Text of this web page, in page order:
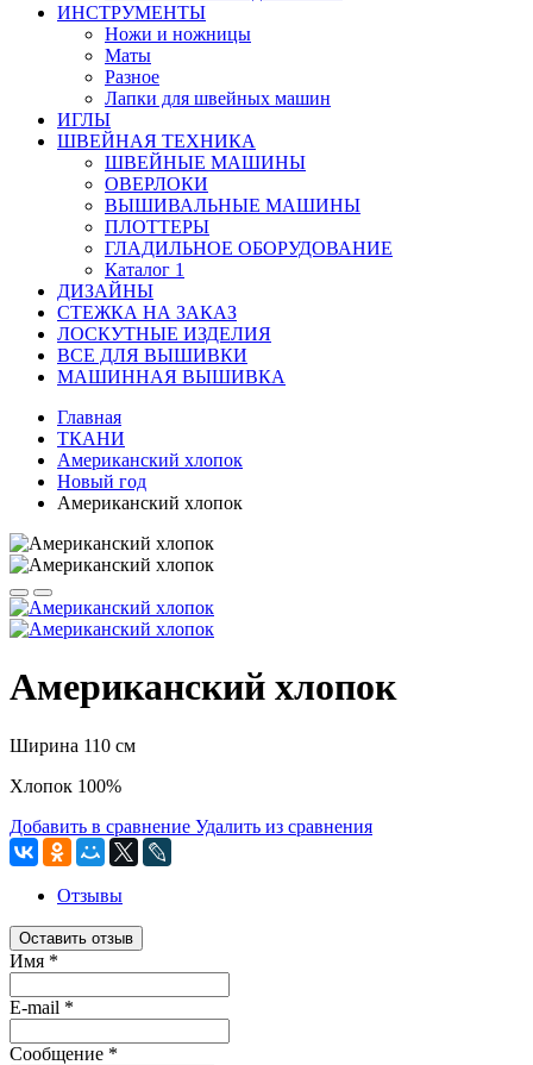
ИНСТРУМЕНТЫ
Ножи и ножницы
Маты
Разное
Лапки для швейных машин
ИГЛЫ
ШВЕЙНАЯ ТЕХНИКА
ШВЕЙНЫЕ МАШИНЫ
ОВЕРЛОКИ
ВЫШИВАЛЬНЫЕ МАШИНЫ
ПЛОТТЕРЫ
ГЛАДИЛЬНОЕ ОБОРУДОВАНИЕ
Каталог 1
ДИЗАЙНЫ
СТЕЖКА НА ЗАКАЗ
ЛОСКУТНЫЕ ИЗДЕЛИЯ
ВСЕ ДЛЯ ВЫШИВКИ
МАШИННАЯ ВЫШИВКА
Главная
ТКАНИ
Американский хлопок
Новый год
Американский хлопок
Американский хлопок
Ширина 110 см
Хлопок 100%
Добавить в сравнение Удалить из сравнения
Отзывы
Оставить отзыв
Имя *
E-mail *
Сообщение *